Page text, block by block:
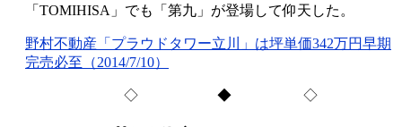
「TOMIHISA」でも「第九」が登場して仰天した。
野村不動産「プラウドタワー立川」は坪単価342万円早期
完売必至（2014/7/10）
◇ ◆ ◇